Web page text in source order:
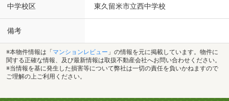
中学校区 東久留米市立西中学校
備考
※本物件情報は「 マンションレビュー 」の情報を元に掲載しています。物件に
関する正確な情報、及び最新情報は取扱不動産会社へお問い合わせください。
※当情報を基に発生した損害等について弊社は一切の責任を負いかねますので
ご理解の上ご利用ください。